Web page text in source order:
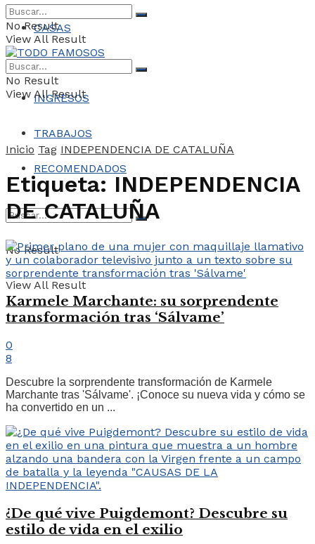
CASAS
COCHES
INGRESOS
TRABAJOS
RECOMENDADOS
No Result
View All Result
No Result
View All Result
No Result
View All Result
Inicio Tag INDEPENDENCIA DE CATALUÑA
Etiqueta: INDEPENDENCIA
DE CATALUÑA
Karmele Marchante: su sorprendente
transformación tras ‘Sálvame’
0
8
Descubre la sorprendente transformación de Karmele
Marchante tras 'Sálvame'. ¡Conoce su nueva vida y cómo se
ha convertido en un ...
¿De qué vive Puigdemont? Descubre su
estilo de vida en el exilio